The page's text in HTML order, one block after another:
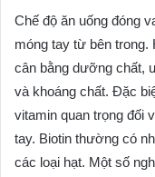
Chế độ ăn uống đóng
móng tay từ bên trong.
cân bằng dưỡng chất,
và khoáng chất. Đặc
vitamin quan trọng đối
tay. Biotin thường có
các loại hạt. Một số